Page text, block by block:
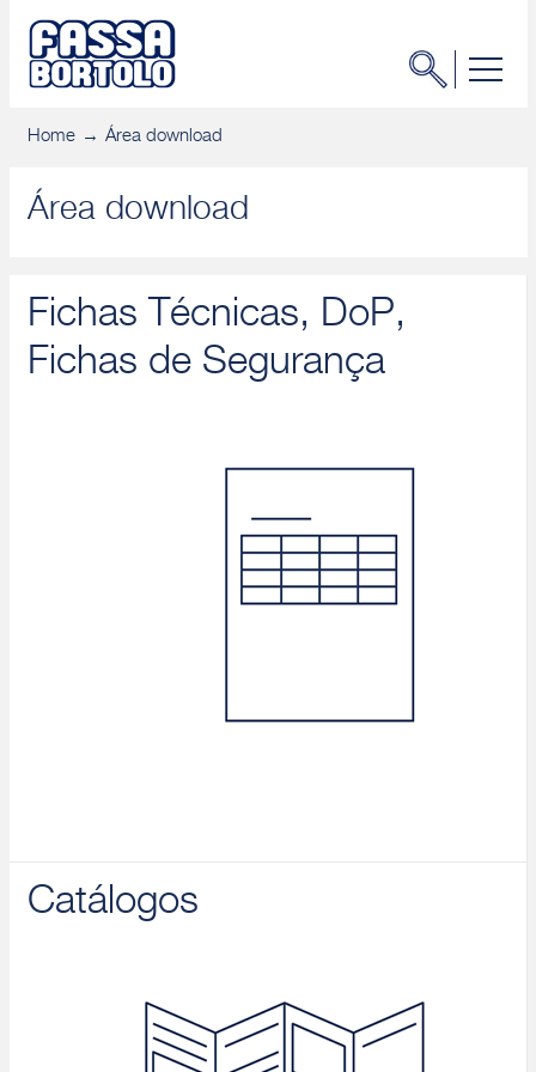
Home Área download
Área download
Fichas Técnicas, DoP,
Fichas de Segurança
Catálogos